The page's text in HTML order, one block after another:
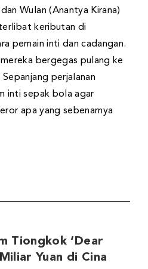
Wulan (Anantya Kirana)
keributan di
pemain inti dan cadangan.
bergegas pulang ke
perjalanan
inti sepak bola agar
apa yang sebenarnya
Tiongkok ‘Dear
Yuan di Cina